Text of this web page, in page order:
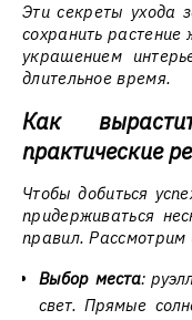
Эти секреты ухода
сохранить
украшением
длительное время.
Как
практические
Чтобы добиться
придерживаться
правил. Рассмотрим
Выбор места:
свет. Прямые